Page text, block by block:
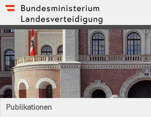
Publikationen